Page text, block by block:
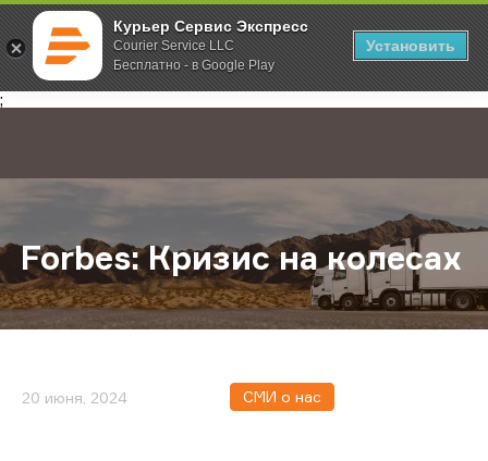
Курьер Сервис Экспресс
Courier Service LLC
Бесплатно - в Google Play
Установить
;
Главная О компании Новости Forbes: Кризис на колесах
Forbes: Кризис на колесах
20 июня, 2024 СМИ о нас